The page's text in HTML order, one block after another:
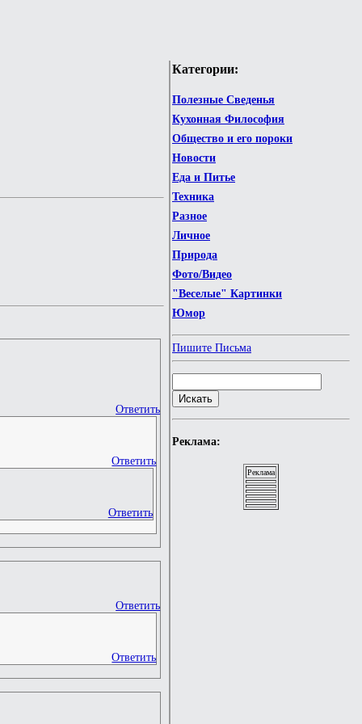
Категории:
Полезные Сведенья
Кухонная Философия
Общество и его пороки
Новости
Еда и Питье
Техника
Разное
Личное
Природа
Фото/Видео
"Веселые" Картинки
Юмор
Пишите Письма
Реклама:
Реклама
Ответить
Ответить
Ответить
Ответить
Ответить